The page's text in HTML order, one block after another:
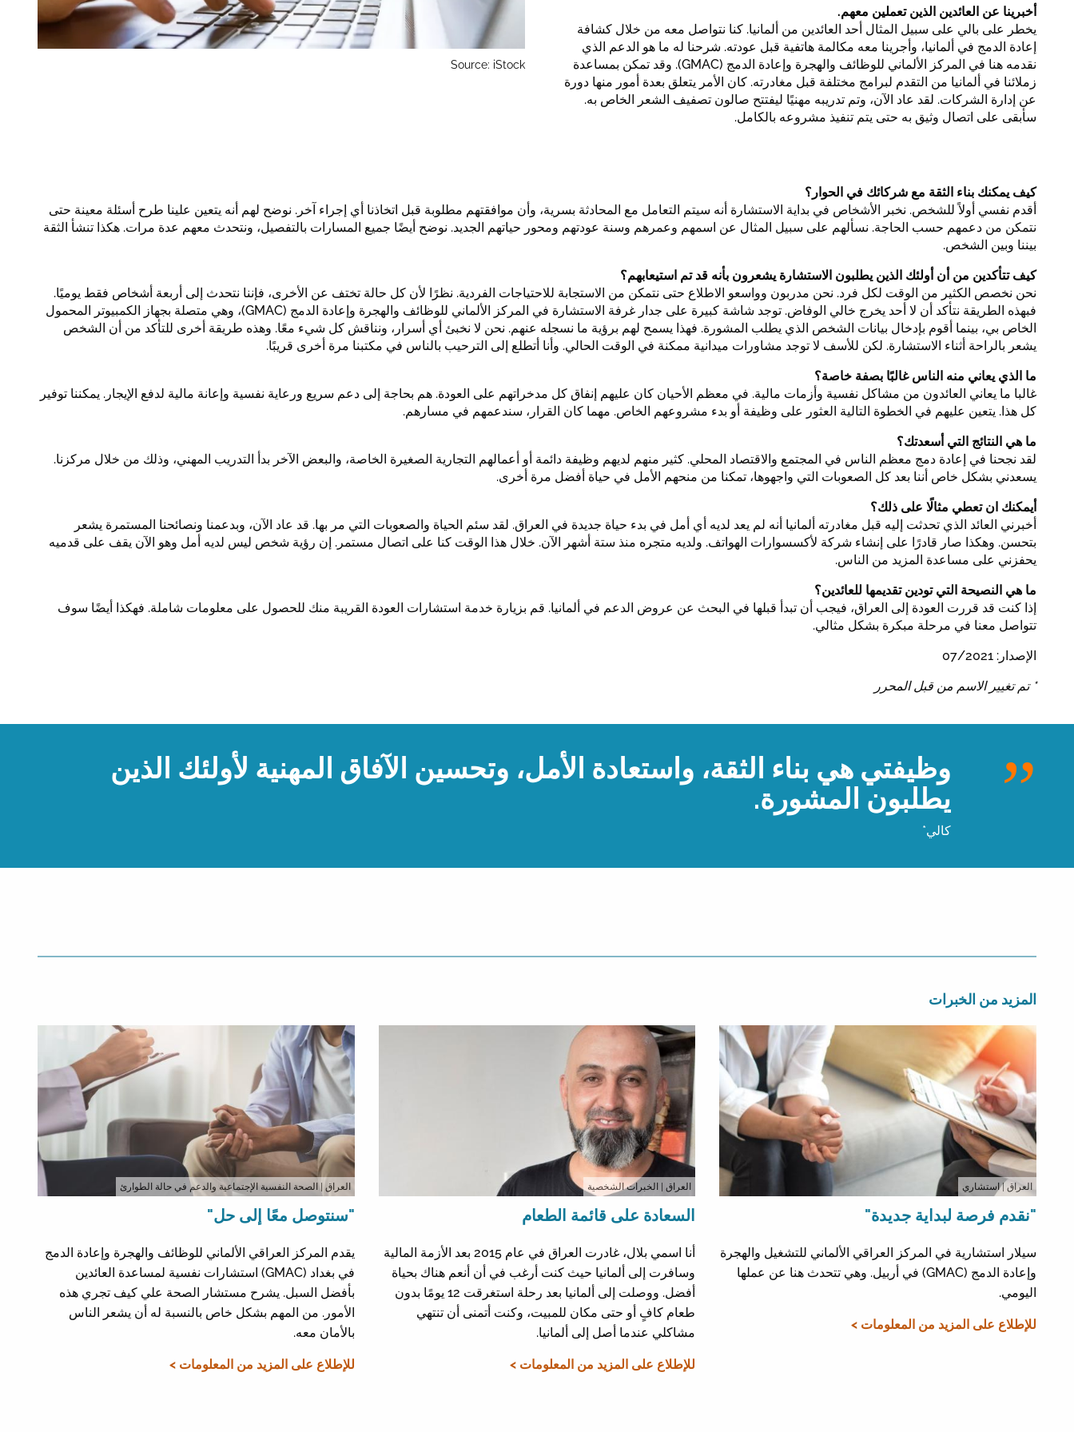
Source: iStock
أخبرينا عن العائدين الذين تعملين معهم.
يخطر على بالي على سبيل المثال أحد العائدين من ألمانيا. كنا نتواصل معه من خلال كشافة
إعادة الدمج في ألمانيا، وأجرينا معه مكالمة هاتفية قبل عودته. شرحنا له ما هو الدعم الذي
نقدمه هنا في المركز الألماني للوظائف والهجرة وإعادة الدمج (GMAC). وقد تمكن بمساعدة
زملائنا في ألمانيا من التقدم لبرامج مختلفة قبل مغادرته. كان الأمر يتعلق بعدة أمور منها دورة
عن إدارة الشركات. لقد عاد الآن، وتم تدريبه مهنيًا ليفتتح صالون تصفيف الشعر الخاص به.
سأبقى على اتصال وثيق به حتى يتم تنفيذ مشروعه بالكامل.
كيف يمكنك بناء الثقة مع شركائك في الحوار؟
أقدم نفسي أولاً للشخص. نخبر الأشخاص في بداية الاستشارة أنه سيتم التعامل مع المحادثة بسرية، وأن موافقتهم مطلوبة قبل اتخاذنا أي إجراء آخر. نوضح لهم أنه يتعين علينا طرح أسئلة معينة حتى
نتمكن من دعمهم حسب الحاجة. نسألهم على سبيل المثال عن اسمهم وعمرهم وسنة عودتهم ومحور حياتهم الجديد. نوضح أيضًا جميع المسارات بالتفصيل، ونتحدث معهم عدة مرات. هكذا تنشأ الثقة
بيننا وبين الشخص.
كيف تتأكدين من أن أولئك الذين يطلبون الاستشارة يشعرون بأنه قد تم استيعابهم؟
نحن نخصص الكثير من الوقت لكل فرد. نحن مدربون وواسعو الاطلاع حتى نتمكن من الاستجابة للاحتياجات الفردية. نظرًا لأن كل حالة تختف عن الأخرى، فإننا نتحدث إلى أربعة أشخاص فقط يوميًا.
فبهذه الطريقة نتأكد أن لا أحد يخرج خالي الوفاض. توجد شاشة كبيرة على جدار غرفة الاستشارة في المركز الألماني للوظائف والهجرة وإعادة الدمج (GMAC)، وهي متصلة بجهاز الكمبيوتر المحمول
الخاص بي، بينما أقوم بإدخال بيانات الشخص الذي يطلب المشورة. فهذا يسمح لهم برؤية ما نسجله عنهم. نحن لا نخبئ أي أسرار، ونناقش كل شيء معًا. وهذه طريقة أخرى للتأكد من أن الشخص
يشعر بالراحة أثناء الاستشارة. لكن للأسف لا توجد مشاورات ميدانية ممكنة في الوقت الحالي. وأنا أتطلع إلى الترحيب بالناس في مكتبنا مرة أخرى قريبًا.
ما الذي يعاني منه الناس غالبًا بصفة خاصة؟
غالبا ما يعاني العائدون من مشاكل نفسية وأزمات مالية. في معظم الأحيان كان عليهم إنفاق كل مدخراتهم على العودة. هم بحاجة إلى دعم سريع ورعاية نفسية وإعانة مالية لدفع الإيجار. يمكننا توفير
كل هذا. يتعين عليهم في الخطوة التالية العثور على وظيفة أو بدء مشروعهم الخاص. مهما كان القرار، سندعمهم في مسارهم.
ما هي النتائج التي أسعدتك؟
لقد نجحنا في إعادة دمج معظم الناس في المجتمع والاقتصاد المحلي. كثير منهم لديهم وظيفة دائمة أو أعمالهم التجارية الصغيرة الخاصة، والبعض الآخر بدأ التدريب المهني، وذلك من خلال مركزنا.
يسعدني بشكل خاص أننا بعد كل الصعوبات التي واجهوها، تمكنا من منحهم الأمل في حياة أفضل مرة أخرى.
أيمكنك ان تعطي مثالًا على ذلك؟
أخبرني العائد الذي تحدثت إليه قبل مغادرته ألمانيا أنه لم يعد لديه أي أمل في بدء حياة جديدة في العراق. لقد سئم الحياة والصعوبات التي مر بها. قد عاد الآن، وبدعمنا ونصائحنا المستمرة يشعر
بتحسن. وهكذا صار قادرًا على إنشاء شركة لأكسسوارات الهواتف. ولديه متجره منذ ستة أشهر الآن. خلال هذا الوقت كنا على اتصال مستمر. إن رؤية شخص ليس لديه أمل وهو الآن يقف على قدميه
يحفزني على مساعدة المزيد من الناس.
ما هي النصيحة التي تودين تقديمها للعائدين؟
إذا كنت قد قررت العودة إلى العراق، فيجب أن تبدأ قبلها في البحث عن عروض الدعم في ألمانيا. قم بزيارة خدمة استشارات العودة القريبة منك للحصول على معلومات شاملة. فهكذا أيضًا سوف
تتواصل معنا في مرحلة مبكرة بشكل مثالي.
الإصدار: 07/2021
* تم تغيير الاسم من قبل المحرر
وظيفتي هي بناء الثقة، واستعادة الأمل، وتحسين الآفاق المهنية لأولئك الذين
يطلبون المشورة.
كالي*
المزيد من الخبرات
العراق| استشاري
"نقدم فرصة لبداية جديدة"
سيلار استشارية في المركز العراقي الألماني للتشغيل والهجرة
وإعادة الدمج (GMAC) في أربيل. وهي تتحدث هنا عن عملها
اليومي.
للإطلاع على المزيد من المعلومات >
العراق | الخبرات الشخصية
السعادة على قائمة الطعام
أنا اسمي بلال، غادرت العراق في عام 2015 بعد الأزمة المالية
وسافرت إلى ألمانيا حيث كنت أرغب في أن أنعم هناك بحياة
أفضل. ووصلت إلى ألمانيا بعد رحلة استغرقت 12 يومًا بدون
طعام كافٍ أو حتى مكان للمبيت، وكنت أتمنى أن تنتهي
مشاكلي عندما أصل إلى ألمانيا.
للإطلاع على المزيد من المعلومات >
العراق | الصحة النفسية الإجتماعية والدعم في حالة الطوارئ
"سنتوصل معًا إلى حل"
يقدم المركز العراقي الألماني للوظائف والهجرة وإعادة الدمج
في بغداد (GMAC) استشارات نفسية لمساعدة العائدين
بأفضل السبل. يشرح مستشار الصحة علي كيف تجري هذه
الأمور. من المهم بشكل خاص بالنسبة له أن يشعر الناس
بالأمان معه.
للإطلاع على المزيد من المعلومات >